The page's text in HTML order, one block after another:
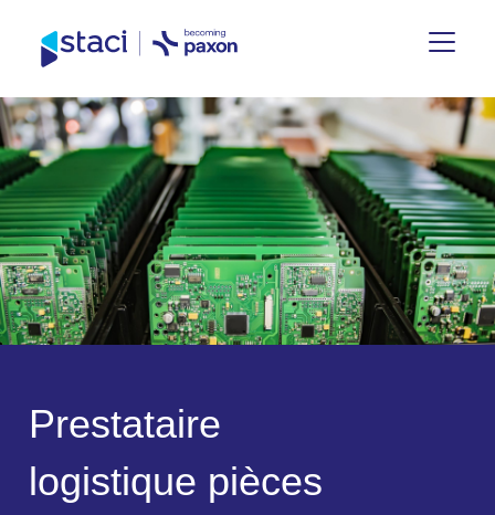
Staci
France
Prestataire
logistique pièces